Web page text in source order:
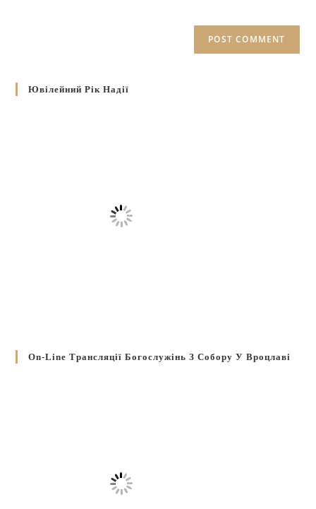
Ювілейний Рік Надії
On-Line Трансляції Богослужінь З Собору У Вроцлаві